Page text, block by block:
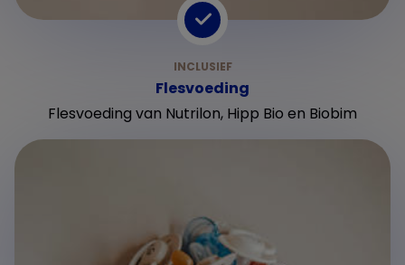
Flesvoeding
Flesvoeding van Nutrilon, Hipp Bio en Biobim